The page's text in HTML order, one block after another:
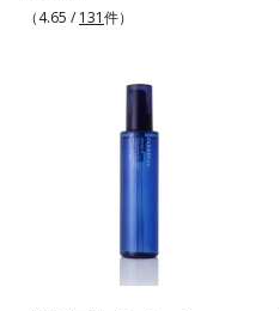
や透明感を叶えます。美白ケアしな
(*10)のハリと透明感を。効果的な
シナジー設計で、あなたのエイジン
グケアを応援します。*1 メラニン
の生成を抑え、シミ・ソバカスを防
るおいによる*5 乾燥、ハリ・ツヤ
のなさ*6 乾燥による*7 保湿成分*8
性の清潔感、爽やかさ、若々しさの
であること(*2)を業界で初めて発見
(*3)。ニキビ・肌荒れ予防有効成分
と保湿成分を新たに配合。これまで
の乾燥・テカリへのケアはそのまま
ローチする進化を遂げました。うる
おいを逃しやすい男性肌に着目し、
（4.65 / 131件）